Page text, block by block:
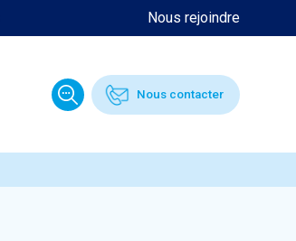
Nous rejoindre
Nous contacter